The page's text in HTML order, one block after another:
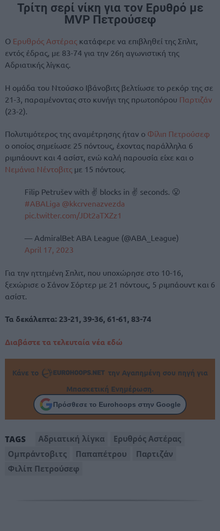
Τρίτη σερί νίκη για τον Ερυθρό με
MVP Πετρούσεφ
Ο Ερυθρός Αστέρας κατάφερε να επιβληθεί της Σπλιτ,
εντός έδρας, με 83-74 για την 26η αγωνιστική της
Αδριατικής λίγκας.
Η ομάδα του Ντούσκο Ιβάνοβιτς βελτίωσε το ρεκόρ της σε
21-3, παραμένοντας στο κυνήγι της πρωτοπόρου Παρτιζάν
(23-2).
Πολυτιμότερος της αναμέτρησης ήταν ο Φίλιπ Πετρούσεφ
ο οποίος σημείωσε 25 πόντους, έχοντας παράλληλα 6
ριμπάουντ και 4 ασίστ, ενώ καλή παρουσία είχε και ο
Νεμάνια Νέντοβιτς με 15 πόντους.
Filip Petrušev with ✌️ blocks in ✌️ seconds. 😤
#ABALiga @kkcrvenazvezda
pic.twitter.com/JDt2aTXZz1
— AdmiralBet ABA League (@ABA_League)
April 17, 2023
Για την ηττημένη Σπλιτ, που υποχώρησε στο 10-16,
ξεχώρισε ο Σάνον Σόρτερ με 21 πόντους, 5 ριμπάουντ και 6
ασίστ.
Τα δεκάλεπτα: 23-21, 39-36, 61-61, 83-74
Διαβάστε τα τελευταία νέα εδώ
Κάνε το
την Αγαπημένη σου πηγή για
Μπασκετική Ενημέρωση.
Πρόσθεσε το Eurohoops στην Google
TAGS Αδριατική λίγκα
Ερυθρός Αστέρας
Ομπράντοβιτς
Παπαπέτρου
Παρτιζάν
Φιλίπ Πετρούσεφ